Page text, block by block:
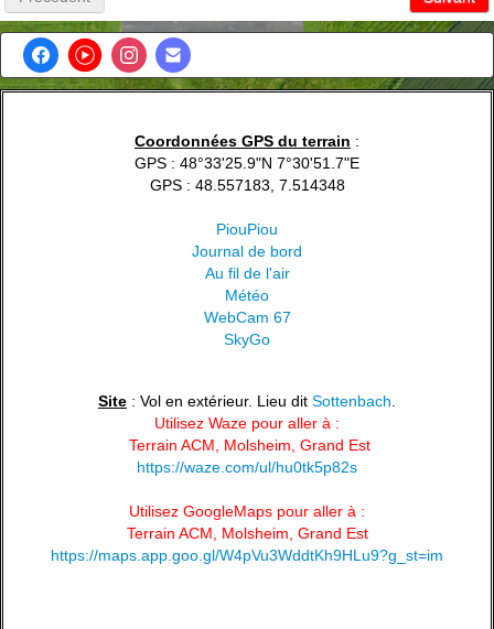
Coordonnées GPS du terrain :
GPS : 48°33'25.9"N 7°30'51.7"E
GPS : 48.557183, 7.514348
PiouPiou
Journal de bord
Au fil de l'air
Météo
WebCam 67
SkyGo
Site : Vol en extérieur. Lieu dit Sottenbach
Utilisez Waze pour aller à :
Terrain ACM, Molsheim, Grand Est
https://waze.com/ul/hu0tk5p82s
Utilisez GoogleMaps pour aller à :
Terrain ACM, Molsheim, Grand Est
https://maps.app.goo.gl/W4pVu3WddtKh9HLu9?g_st=im